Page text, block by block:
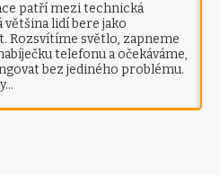
patří mezi technická
většina lidí bere jako
Rozsvítíme světlo, zapneme
telefonu a očekáváme,
bez jediného problému.